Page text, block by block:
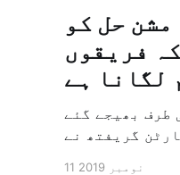
حل کو
فریقوں
لگانا ہے
طرف بھیجے گئے
گریفتھ نے
11 نومبر 2019